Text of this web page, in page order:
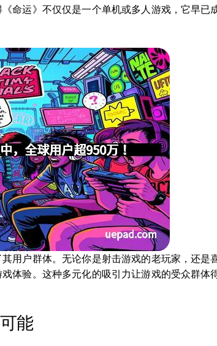
命运》不仅仅是一个单机或多人游戏，它早已
用户群体。无论你是射击游戏的老玩家，还是
体验。这种多元化的吸引力让游戏的受众群体
能